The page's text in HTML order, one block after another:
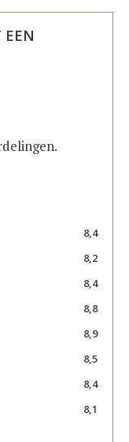
EEN
8,4
8,2
8,4
8,8
8,9
8,5
8,4
8,1